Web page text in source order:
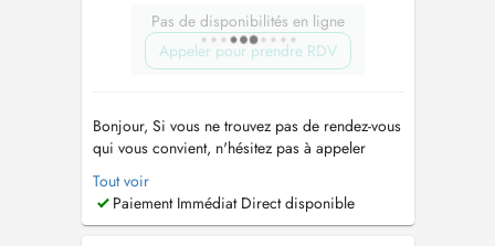
Pas de disponibilités en ligne
Appeler pour prendre RDV
Bonjour, Si vous ne trouvez pas de rendez-vous
qui vous convient, n'hésitez pas à appeler
directement au cabinet +352 27762916 . Hello,
If you do not find an appointment that suits you,
do not hesitate to call us directly at the +352
Tout voir
Paiement Immédiat Direct disponible